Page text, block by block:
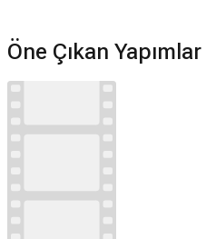
Öne Çıkan Yapımlar